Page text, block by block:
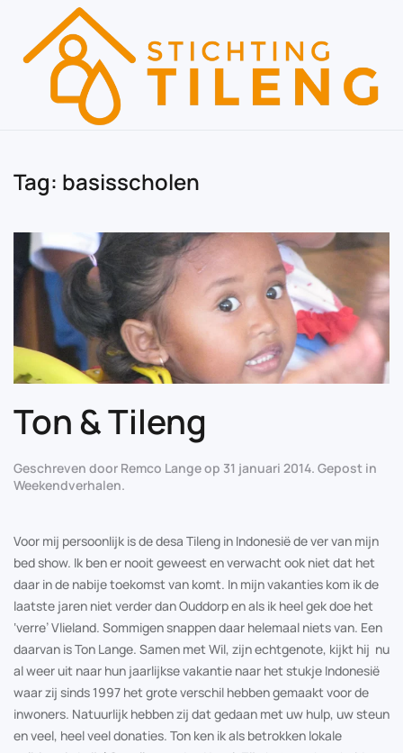
Skip to main content
Tag: basisscholen
Ton & Tileng
Geschreven door Remco Langeop 31 januari 2014. Gepost in
Weekendverhalen.
Voor mij persoonlijk is de desa Tileng in Indonesië de ver van mijn
bed show. Ik ben er nooit geweest en verwacht ook niet dat het
daar in de nabije toekomst van komt. In mijn vakanties kom ik de
laatste jaren niet verder dan Ouddorp en als ik heel gek doe het
‘verre’ Vlieland. Sommigen snappen daar helemaal niets van. Een
daarvan is Ton Lange. Samen met Wil, zijn echtgenote, kijkt hij nu
al weer uit naar hun jaarlijkse vakantie naar het stukje Indonesië
waar zij sinds 1997 het grote verschil hebben gemaakt voor de
inwoners. Natuurlijk hebben zij dat gedaan met uw hulp, uw steun
en veel, heel veel donaties. Ton ken ik als betrokken lokale